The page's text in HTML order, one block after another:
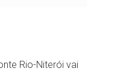
Rio-Niterói vai